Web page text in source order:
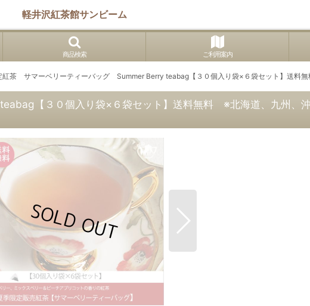
軽井沢紅茶館サンビーム
商品検索 ご利用案内
紅茶 サマーベリーティーバッグ Summer Berry teabag【３０個入り袋×６袋セット】送料
【３０個入り袋×６袋セット】送料無料 ※北海道、九州、